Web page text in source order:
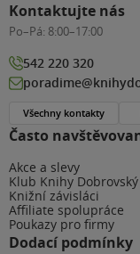
Často
Akce a slevy
Klub Knihy Dobrovský
Knižní závisláci
Affiliate spolupráce
Poukazy pro firmy
Dodací podmínky
Kontaktujte nás
Po–Pá: 8:00–17:00
542 220 320
Všechny kontakty